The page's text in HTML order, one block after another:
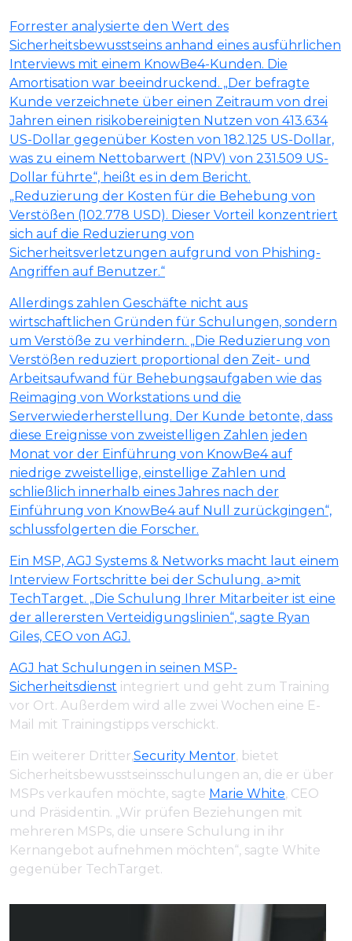
Forrester analysierte den Wert des
Sicherheitsbewusstseins anhand eines ausführlichen
Interviews mit einem KnowBe4-Kunden. Die
Amortisation war beeindruckend. „Der befragte
Kunde verzeichnete über einen Zeitraum von drei
Jahren einen risikobereinigten Nutzen von 413.634
US-Dollar gegenüber Kosten von 182.125 US-Dollar,
was zu einem Nettobarwert (NPV) von 231.509 US-
Dollar führte“, heißt es in dem Bericht.
„Reduzierung der Kosten für die Behebung von
Verstößen (102.778 USD). Dieser Vorteil konzentriert
sich auf die Reduzierung von
Sicherheitsverletzungen aufgrund von Phishing-
Angriffen auf Benutzer.“
Allerdings zahlen Geschäfte nicht aus
wirtschaftlichen Gründen für Schulungen, sondern
um Verstöße zu verhindern. „Die Reduzierung von
Verstößen reduziert proportional den Zeit- und
Arbeitsaufwand für Behebungsaufgaben wie das
Reimaging von Workstations und die
Serverwiederherstellung. Der Kunde betonte, dass
diese Ereignisse von zweistelligen Zahlen jeden
Monat vor der Einführung von KnowBe4 auf
niedrige zweistellige, einstellige Zahlen und
schließlich innerhalb eines Jahres nach der
Einführung von KnowBe4 auf Null zurückgingen“,
schlussfolgerten die Forscher.
Ein MSP, AGJ Systems & Networks macht laut einem
Interview Fortschritte bei der Schulung. a>mit
TechTarget. „Die Schulung Ihrer Mitarbeiter ist eine
der allerersten Verteidigungslinien“, sagte Ryan
Giles, CEO von AGJ.
AGJ hat Schulungen in seinen MSP-
Sicherheitsdienst integriert und geht zum Training
vor Ort. Außerdem wird alle zwei Wochen eine E-
Mail mit Trainingstipps verschickt.
Ein weiterer Dritter,Security Mentor, bietet
Sicherheitsbewusstseinsschulungen an, die er über
MSPs verkaufen möchte, sagte Marie White, CEO
und Präsidentin. „Wir prüfen Beziehungen mit
mehreren MSPs, die unsere Schulung in ihr
Kernangebot aufnehmen möchten“, sagte White
gegenüber TechTarget.